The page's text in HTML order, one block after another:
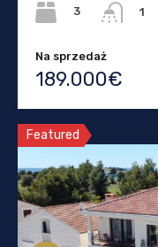
3
1
Na sprzedaż
189.000€
Featured